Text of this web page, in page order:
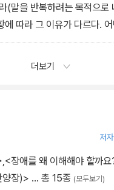
(말을 반복하려는 목적으로
에 따라 그 이유가 다르다.
표현을 되뇌며 마음을 차분
더보기
저
,<장애를 왜 이해해야 할까
양장)> … 총 15종 (모두보기)